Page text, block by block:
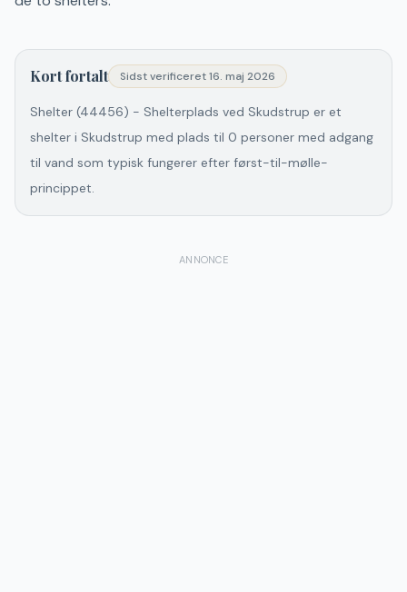
Kort fortalt Sidst verificeret16. maj 2026
Shelter (44456) - Shelterplads ved Skudstrup er et
shelter i Skudstrup med plads til 0 personer med adgang
til vand som typisk fungerer efter først-til-mølle-
princippet.
ANNONCE